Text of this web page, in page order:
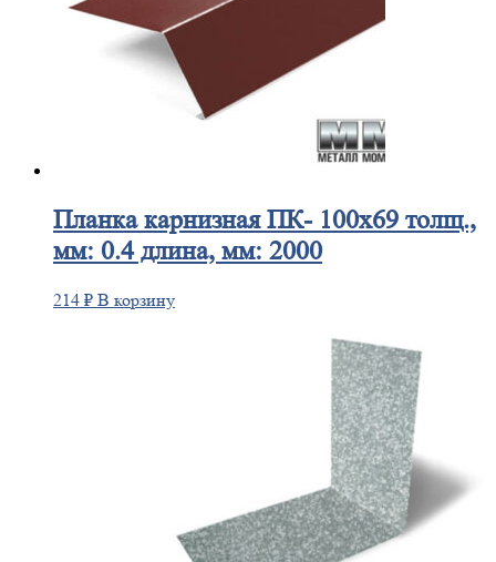
Планкакарнизная ПК- 100х69 толщ.,
мм: 0.4 длина, мм: 2000
214 ₽ В корзину